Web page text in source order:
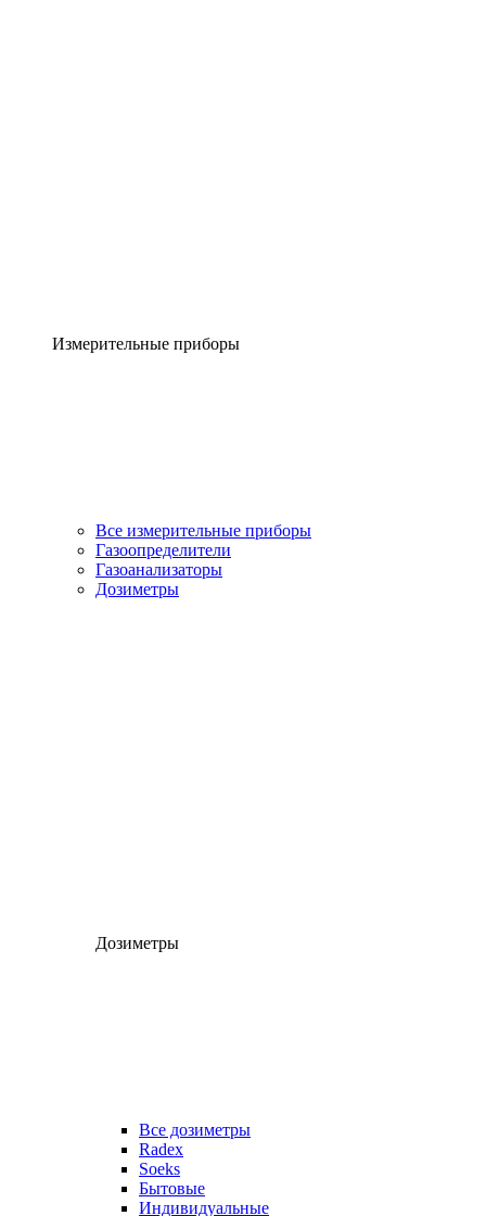
Измерительные приборы
Все измерительные приборы
Газоопределители
Газоанализаторы
Дозиметры
Дозиметры
Все дозиметры
Radex
Soeks
Бытовые
Индивидуальные